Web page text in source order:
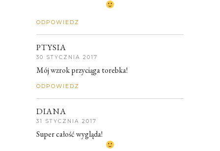
ODPOWIEDZ
PTYSIA
30 STYCZNIA 2017
Mój wzrok przyciąga torebka!
ODPOWIEDZ
DIANA
31 STYCZNIA 2017
Super całość wygląda!